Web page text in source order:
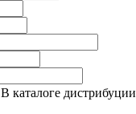
В каталоге дистрибуции